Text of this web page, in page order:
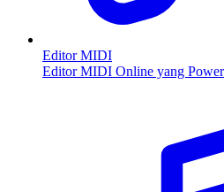
Editor MIDI
Editor MIDI Online yang